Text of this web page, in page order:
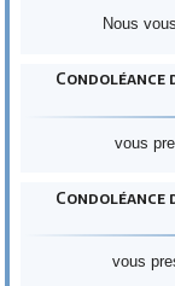
Nous
Condoléance
vous
Condoléance
vous